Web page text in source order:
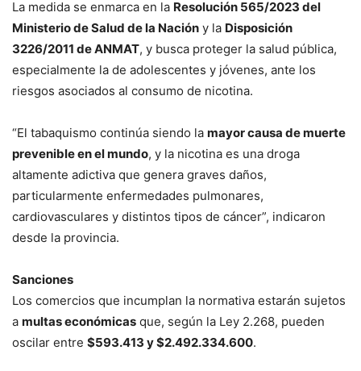
La medida se enmarca en la Resolución 565/2023 del
Ministerio de Salud de la Nación y la Disposición
3226/2011 de ANMAT, y busca proteger la salud pública,
especialmente la de adolescentes y jóvenes, ante los
riesgos asociados al consumo de nicotina.
“El tabaquismo continúa siendo la mayor causa de muerte
prevenible en el mundo, y la nicotina es una droga
altamente adictiva que genera graves daños,
particularmente enfermedades pulmonares,
cardiovasculares y distintos tipos de cáncer”, indicaron
desde la provincia.
Sanciones
Los comercios que incumplan la normativa estarán sujetos
a multas económicas que, según la Ley 2.268, pueden
oscilar entre $593.413 y $2.492.334.600.